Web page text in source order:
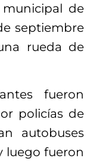
de
septiembre
rueda de
fueron
policías de
autobuses
luego fueron